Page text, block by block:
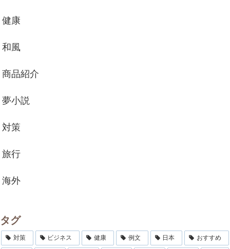
健康
和風
商品紹介
夢小説
対策
旅行
海外
タグ
対策 ビジネス 健康 例文 日本 おすすめ